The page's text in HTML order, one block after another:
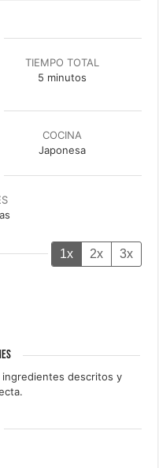
TIEMPO TOTAL
5minutos
minutos
COCINA
Japonesa
1x 2x 3x
descritos y